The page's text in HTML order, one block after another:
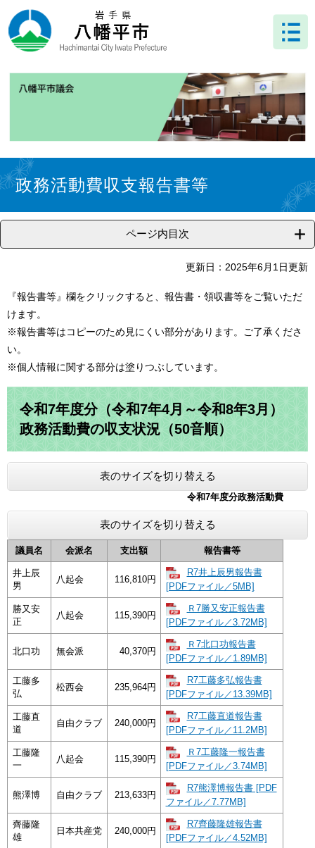
ー
ジ
ニ
ュ
文 政務活動費収支報告書等
ページ内目次
更新日：2025年6月1日更新
『報告書等』欄をクリックすると、報告書・領収書等をご覧いただ
けます。
※報告書等はコピーのため見にくい部分があります。ご了承くださ
い。
※個人情報に関する部分は塗りつぶしています。
令和7年度分（令和7年4月～令和8年3月）
政務活動費の収支状況（50音順）
表のサイズを切り替える
令和7年度分政務活動費
表のサイズを切り替える
議員名 会派名 支出額 報告書等
井上辰
男
八起会 116,810円
R7井上辰男報告書
[PDFファイル／5MB]
勝又安
正
八起会 115,390円
Ｒ7勝又安正報告書
[PDFファイル／3.72MB]
北口功 無会派 40,370円
Ｒ7北口功報告書
[PDFファイル／1.89MB]
工藤多
弘
松西会 235,964円
R7工藤多弘報告書
[PDFファイル／13.39MB]
工藤直
道
自由クラブ 240,000円
R7工藤直道報告書
[PDFファイル／11.2MB]
工藤隆
一
八起会 115,390円
Ｒ7工藤隆一報告書
[PDFファイル／3.74MB]
熊澤博 自由クラブ 213,633円
R7熊澤博報告書 [PDF
ファイル／7.77MB]
齊藤隆
雄
日本共産党 240,000円
R7齊藤隆雄報告書
[PDFファイル／4.52MB]